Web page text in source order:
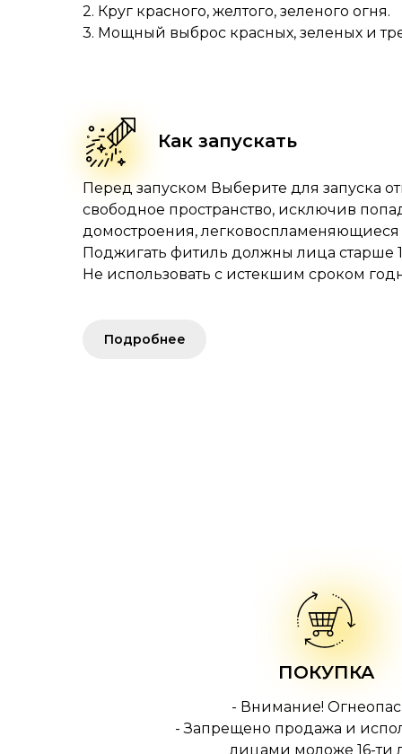
2. Круг красного, желтого, зеленого огня.
3. Мощный выброс красных, зеленых и
Как запускать
Перед запуском Выберите для запуска
свободное пространство, исключив
домостроения,
Поджигать фитиль должны лица старше
Не использовать с истекшим сроком
Подробнее
ПОКУПКА
- Внимание!
- Запрещено продажа и
лицами моложе 16-ти